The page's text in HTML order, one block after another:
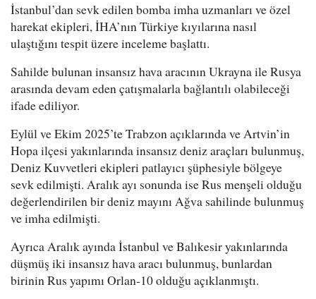
İstanbul’dan sevk edilen bomba imha uzmanları ve özel
harekat ekipleri, İHA’nın Türkiye kıyılarına nasıl
ulaştığını tespit üzere inceleme başlattı.
Sahilde bulunan insansız hava aracının Ukrayna ile Rusya
arasında devam eden çatışmalarla bağlantılı olabileceği
ifade ediliyor.
Eylül ve Ekim 2025’te Trabzon açıklarında ve Artvin’in
Hopa ilçesi yakınlarında insansız deniz araçları bulunmuş,
Deniz Kuvvetleri ekipleri patlayıcı şüphesiyle bölgeye
sevk edilmişti. Aralık ayı sonunda ise Rus menşeli olduğu
değerlendirilen bir deniz mayını Ağva sahilinde bulunmuş
ve imha edilmişti.
Ayrıca Aralık ayında İstanbul ve Balıkesir yakınlarında
düşmüş iki insansız hava aracı bulunmuş, bunlardan
birinin Rus yapımı Orlan-10 olduğu açıklanmıştı.